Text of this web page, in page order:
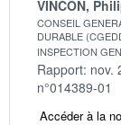
VINCON,
CONSEIL
DURABLE
INSPECTION
Rapport: nov.
n°014389-01
Accéder à la